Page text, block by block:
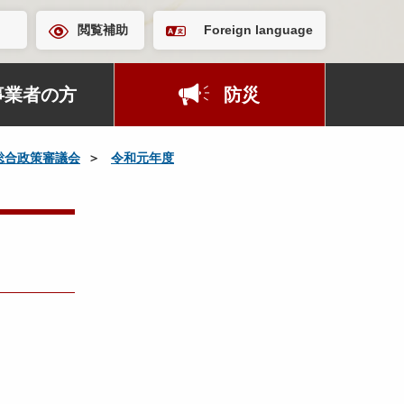
閲覧補助 Foreign language
業者の方 防災
合政策審議会
令和元年度